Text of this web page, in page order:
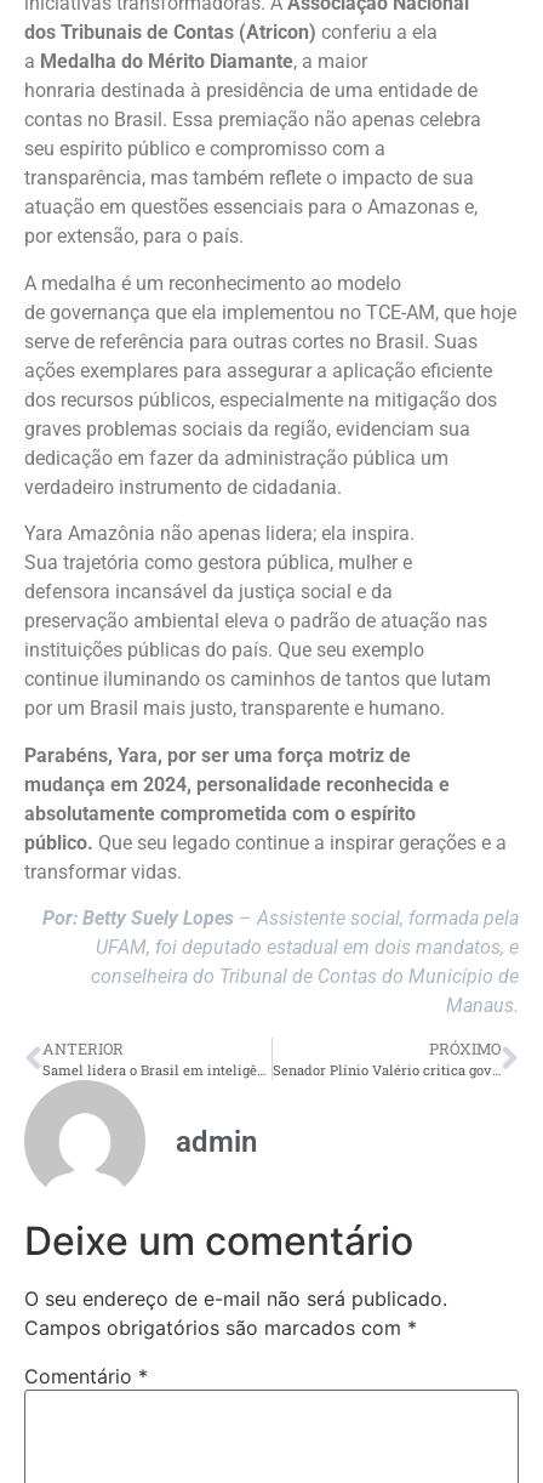
dos Tribunais de Contas (Atricon) conferiu a ela
a Medalha do Mérito Diamante, a maior
honraria destinada à presidência de uma entidade de
contas no Brasil. Essa premiação não apenas celebra
seu espírito público e compromisso com a
transparência, mas também reflete o impacto de sua
atuação em questões essenciais para o Amazonas e,
por extensão, para o país.
A medalha é um reconhecimento ao modelo
de governança que ela implementou no TCE-AM, que hoje
serve de referência para outras cortes no Brasil. Suas
ações exemplares para assegurar a aplicação eficiente
dos recursos públicos, especialmente na mitigação dos
graves problemas sociais da região, evidenciam sua
dedicação em fazer da administração pública um
verdadeiro instrumento de cidadania.
Yara Amazônia não apenas lidera; ela inspira.
Sua trajetória como gestora pública, mulher e
defensora incansável da justiça social e da
preservação ambiental eleva o padrão de atuação nas
instituições públicas do país. Que seu exemplo
continue iluminando os caminhos de tantos que lutam
por um Brasil mais justo, transparente e humano.
Parabéns, Yara, por ser uma força motriz de
mudança em 2024, personalidade reconhecida e
absolutamente comprometida com o espírito
público. Que seu legado continue a inspirar gerações e a
transformar vidas.
Por: Betty Suely Lopes –Assistente social, formada pela
UFAM, foi deputado estadual em dois mandatos, e
conselheira do Tribunal de Contas do Município de
Manaus.
ANTERIOR
Samel lidera o Brasil em inteligência artificial no setor médico-hospitalar com a SAMIA
PRÓXIMO
Senador Plínio Valério critica governo federal por deixar pescadores artesanais sem renda ao atrasar seguro-defeso
admin
Deixe um comentário
O seu endereço de e-mail não será publicado.
Campos obrigatórios são marcados com *
Comentário *